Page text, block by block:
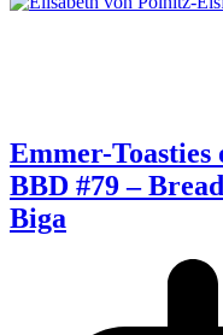
Emmer-
BBD #79 –
Biga